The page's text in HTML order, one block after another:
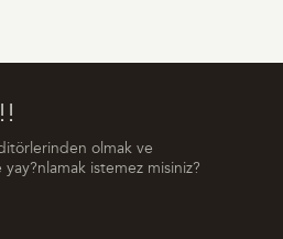
olmak ve
istemez misiniz?